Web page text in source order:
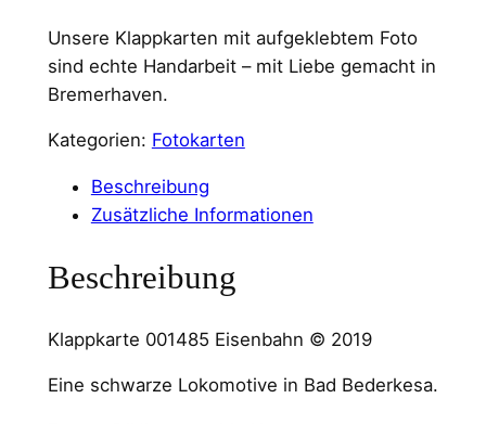
Unsere Klappkarten mit aufgeklebtem Foto
sind echte Handarbeit – mit Liebe gemacht in
Bremerhaven.
Kategorien: Fotokarten
Beschreibung
Zusätzliche Informationen
Beschreibung
Klappkarte 001485 Eisenbahn © 2019
Eine schwarze Lokomotive in Bad Bederkesa.